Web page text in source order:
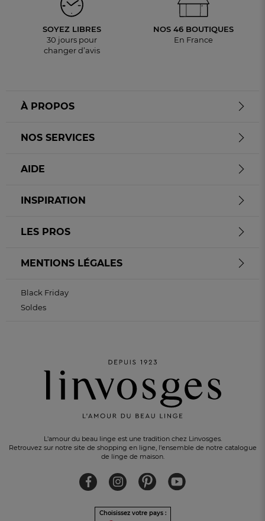
SOYEZ LIBRES
30 jours pour
changer d’avis
NOS 46 BOUTIQUES
En France
L'amour du beau linge est une tradition chez Linvosges.
Retrouvez sur notre site de shopping en ligne, l'ensemble de notre catalogue
de linge de maison.
Choisissez votre pays :
À PROPOS
NOS SERVICES
AIDE
INSPIRATION
LES PROS
MENTIONS LÉGALES
Black Friday
Soldes